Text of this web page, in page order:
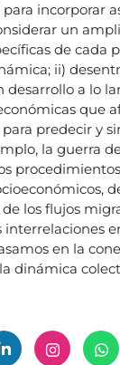
incorporar
un
de cada
ii)
desarrollo a lo
que
predecir y
la guerra
los flujos
en la
dinámica